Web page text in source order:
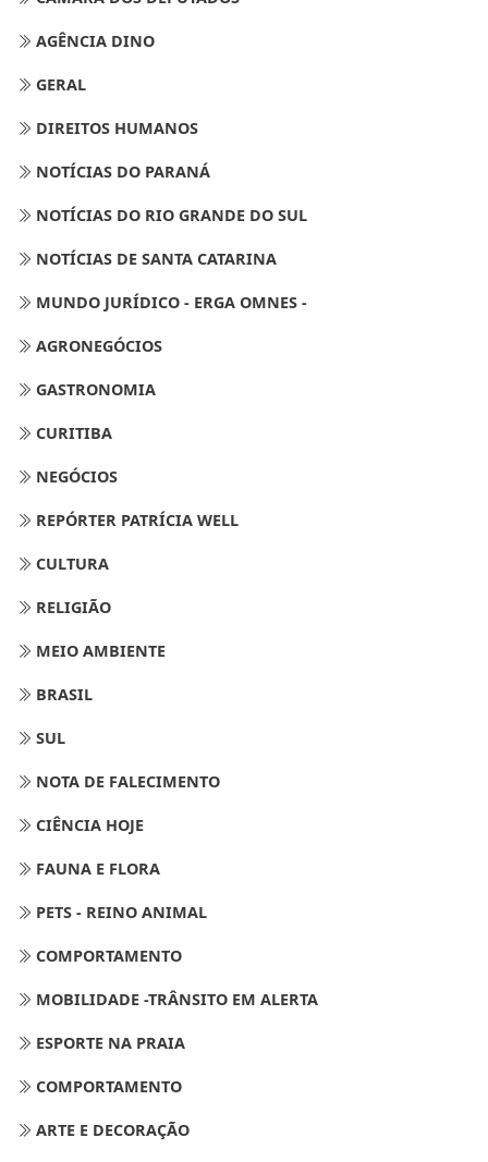
AGÊNCIA DINO
GERAL
DIREITOS HUMANOS
NOTÍCIAS DO PARANÁ
NOTÍCIAS DO RIO GRANDE DO SUL
NOTÍCIAS DE SANTA CATARINA
MUNDO JURÍDICO - ERGA OMNES -
AGRONEGÓCIOS
GASTRONOMIA
CURITIBA
NEGÓCIOS
REPÓRTER PATRÍCIA WELL
CULTURA
RELIGIÃO
MEIO AMBIENTE
BRASIL
SUL
NOTA DE FALECIMENTO
CIÊNCIA HOJE
FAUNA E FLORA
PETS - REINO ANIMAL
COMPORTAMENTO
MOBILIDADE -TRÂNSITO EM ALERTA
ESPORTE NA PRAIA
COMPORTAMENTO
ARTE E DECORAÇÃO